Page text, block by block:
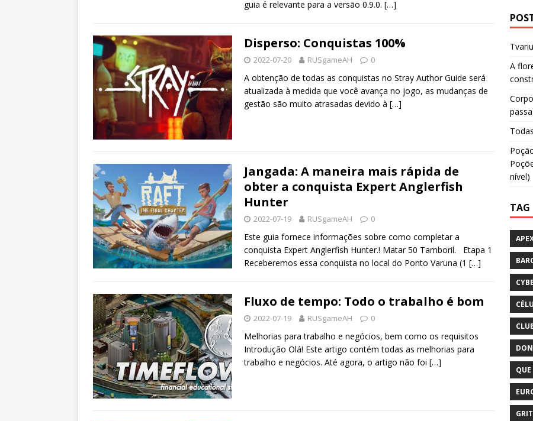
guia é relevante para a versão 0.9.0. […]
Disperso: Conquistas 100%
2022-07-20 RUSgameAH 0
A obtenção de todas as conquistas no Stray Author Guide será
atualizada à medida que você avança no jogo, as mudanças de
gestão são muito atrasadas devido à […]
Jangada: A maneira mais rápida de
obter a conquista Expert Anglerfish
Hunter
2022-07-19 RUSgameAH 0
Este guia fornece informações sobre como completar a
conquista Expert Anglerfish Hunter.! Matar 50 Tamboril. Etapa 1
Receberemos essa conquista no local do Ponto Varuna (1 […]
Fluxo de tempo: Todo o trabalho é bom
2022-07-19 RUSgameAH 0
Melhorias para trabalho e negócios, bem como os requisitos
Introdução Olá! Este artigo contém todas as melhorias para
trabalho e negócios. Até agora, o artigo não foi […]
A
nível)
TAG